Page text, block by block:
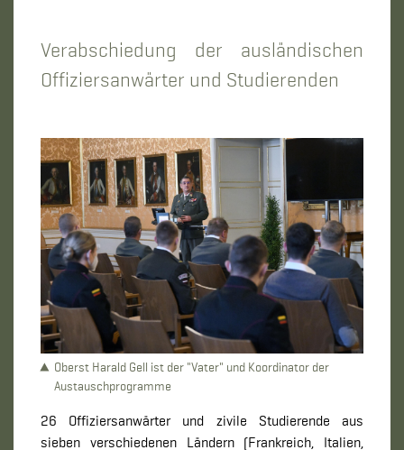
Verabschiedung der ausländischen
Offiziersanwärter und Studierenden
Oberst Harald Gell ist der "Vater" und Koordinator der
Austauschprogramme
26 Offiziersanwärter und zivile Studierende aus
sieben verschiedenen Ländern (Frankreich, Italien,